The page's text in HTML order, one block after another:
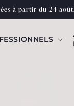
à partir du 24